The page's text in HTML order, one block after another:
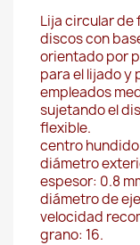
Lija circular de
discos con
orientado por
para el lijado y
empleados
sujetando el
flexible.
centro
diámetro
espesor: 0.8
diámetro de
velocidad
grano: 16.